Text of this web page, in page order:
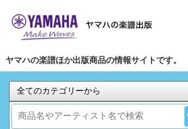
ヤマハの楽譜ほか出版商品の情報サイトです。